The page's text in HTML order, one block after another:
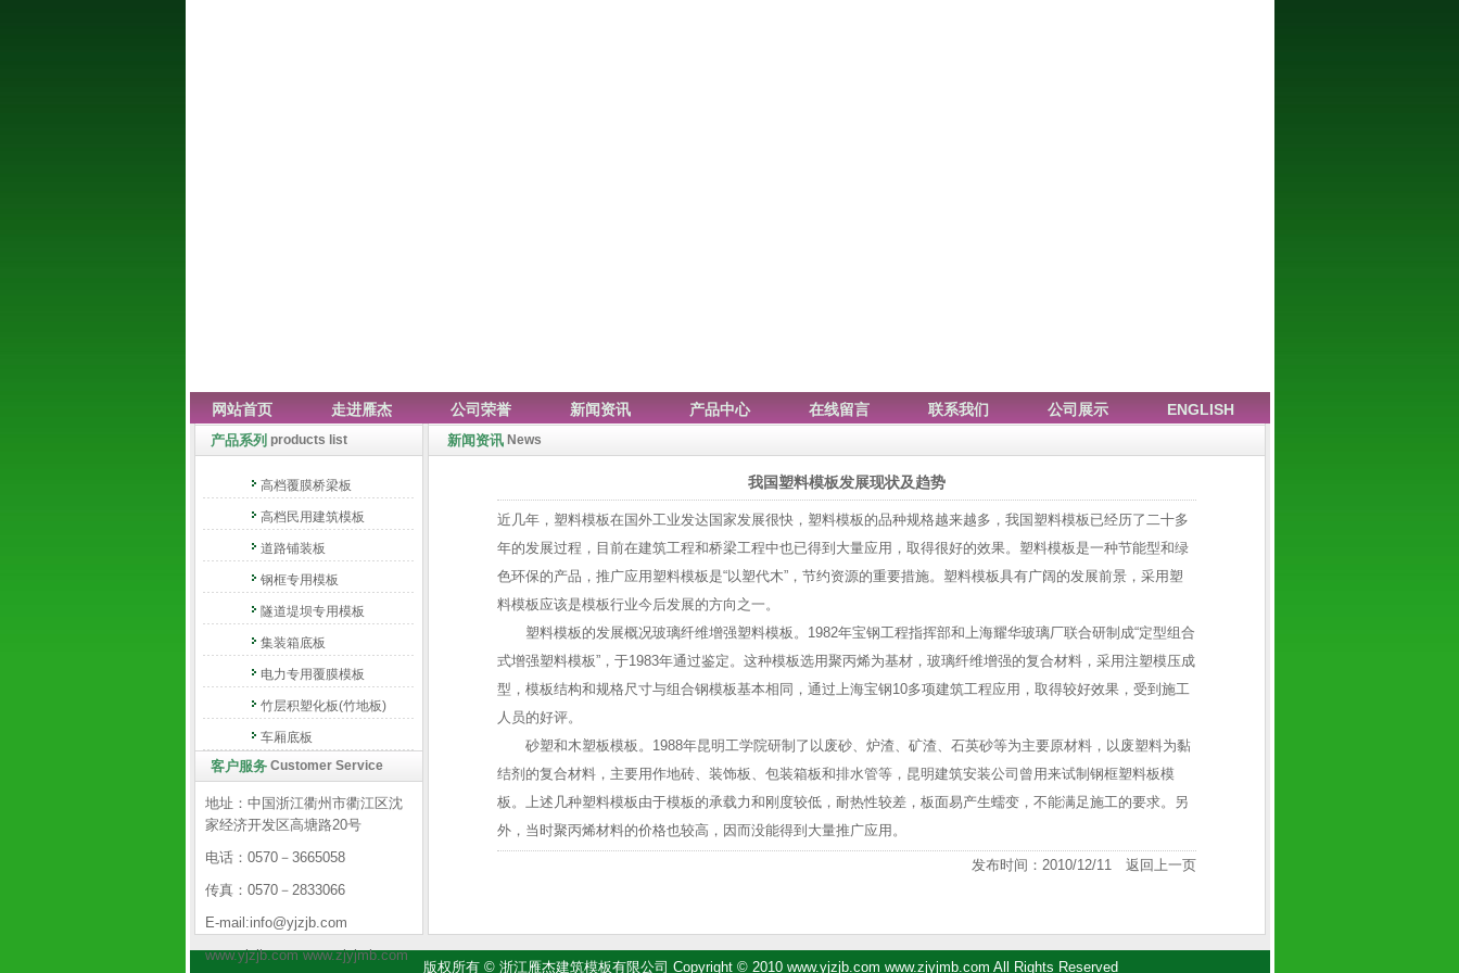
网站首页 走进雁杰 公司荣誉 新闻资讯 产品中心 在线留言 联系我们 公司展示 ENGLISH
产品系列 products list
高档覆膜桥梁板
高档民用建筑模板
道路铺装板
钢框专用模板
隧道堤坝专用模板
集装箱底板
电力专用覆膜模板
竹层积塑化板(竹地板)
车厢底板
客户服务Customer Service
地址：中国浙江衢州市衢江区沈
家经济开发区高塘路20号
电话：0570－3665058
传真：0570－2833066
E-mail:info@yjzjb.com
www.yjzjb.com www.zjyjmb.com
新闻资讯News
我国塑料模板发展现状及趋势
近几年，塑料模板在国外工业发达国家发展很快，塑料模板的品种规格越来越多，我国塑料模板已经历了二十多
年的发展过程，目前在建筑工程和桥梁工程中也已得到大量应用，取得很好的效果。塑料模板是一种节能型和绿
色环保的产品，推广应用塑料模板是“以塑代木”，节约资源的重要措施。塑料模板具有广阔的发展前景，采用塑
料模板应该是模板行业今后发展的方向之一。
塑料模板的发展概况玻璃纤维增强塑料模板。1982年宝钢工程指挥部和上海耀华玻璃厂联合研制成“定型组合
式增强塑料模板”，于1983年通过鉴定。这种模板选用聚丙烯为基材，玻璃纤维增强的复合材料，采用注塑模压成
型，模板结构和规格尺寸与组合钢模板基本相同，通过上海宝钢10多项建筑工程应用，取得较好效果，受到施工
人员的好评。
砂塑和木塑板模板。1988年昆明工学院研制了以废砂、炉渣、矿渣、石英砂等为主要原材料，以废塑料为黏
结剂的复合材料，主要用作地砖、装饰板、包装箱板和排水管等，昆明建筑安装公司曾用来试制钢框塑料板模
板。上述几种塑料模板由于模板的承载力和刚度较低，耐热性较差，板面易产生蠕变，不能满足施工的要求。另
外，当时聚丙烯材料的价格也较高，因而没能得到大量推广应用。
发布时间：2010/12/11 返回上一页
版权所有 © 浙江雁杰建筑模板有限公司 Copyright © 2010 www.yjzjb.com www.zjyjmb.com All Rights Reserved